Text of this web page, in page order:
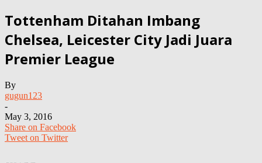
Tottenham Ditahan Imbang
Chelsea, Leicester City Jadi Juara
Premier League
By
gugun123
-
May 3, 2016
Share on Facebook
Tweet on Twitter